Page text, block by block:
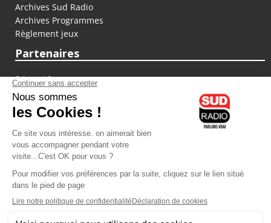
Archives Sud Radio
Archives Programmes
Règlement jeux
Partenaires
fiducial.fr
lyoncapitale.fr
olympique-et-lyonnais.com
L'application Iphone / Android
Téléchargez l'application
Les cookies
Gestion des cookies